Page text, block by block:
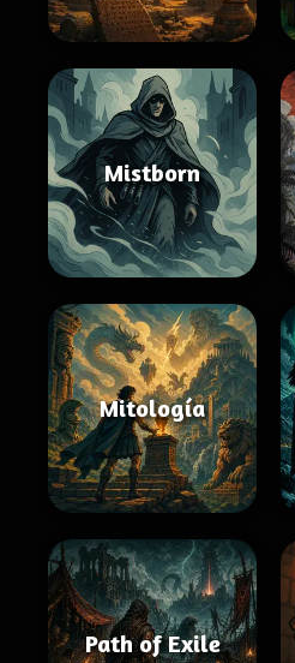
Mistborn
Mitología
Path of Exile